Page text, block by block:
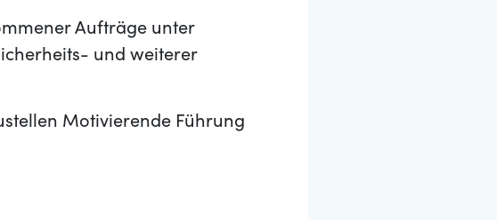
Aufträge unter
und weiterer
Motivierende Führung